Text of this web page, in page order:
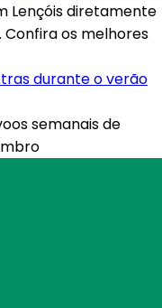
Lençóis diretamente
Confira os melhores
durante o verão
semanais de